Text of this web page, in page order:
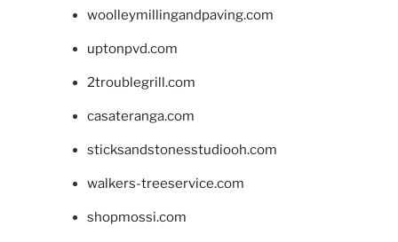
woolleymillingandpaving.com
uptonpvd.com
2troublegrill.com
casateranga.com
sticksandstonesstudiooh.com
walkers-treeservice.com
shopmossi.com